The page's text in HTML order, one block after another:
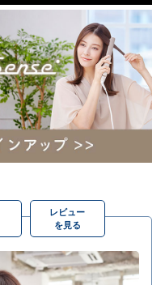
レビュー
を見る